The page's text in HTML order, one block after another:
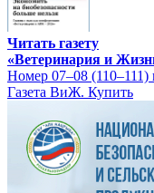
Читать газету
«Ветеринария и
Номер 07–08 (110–111)
Газета ВиЖ. Купить